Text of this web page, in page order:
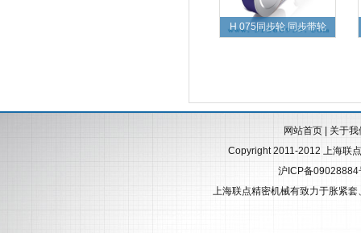
H 075同步轮 同步带轮
网站首页
关于我
Copyright 2011-2012 上海联
沪ICP备09028884
上海联点精密机械有致力于胀紧套